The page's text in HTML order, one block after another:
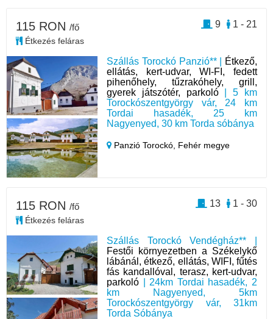
Szállás Torockó Panzió** |
Étkező,
ellátás, kert-udvar, WI-FI, fedett
pihenőhely, tűzrakóhely, grill,
gyerek játszótér, parkoló| 5 km
Torockószentgyörgy vár, 24 km
Tordai hasadék, 25 km
Nagyenyed, 30 km Torda sóbánya
Panzió Torockó, Fehér megye
115 RON /fő
Étkezés feláras
1 - 21
9
Szállás Torockó Vendégház** |
Festői környezetben a Székelykő
lábánál, étkező, ellátás, WIFI, fűtés
fás kandallóval, terasz, kert-udvar,
parkoló | 24km Tordai hasadék, 2
km Nagyenyed, 5km
Torockószentgyörgy vár, 31km
Torda Sóbánya
115 RON /fő
Étkezés feláras
1 - 30
13